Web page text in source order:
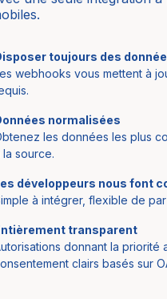
toujours des
webhooks vous mettent à
normalisées
les données les plus
la source.
développeurs nous font
à intégrer, flexible de
transparent
donnant la priorité
clairs basés sur